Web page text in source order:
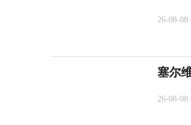
26-08-08
塞尔
26-08-08